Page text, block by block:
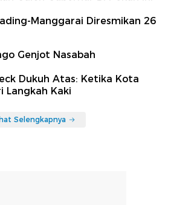
Manggarai Diresmikan 26
Genjot Nasabah
Dukuh Atas: Ketika Kota
Langkah Kaki
Selengkapnya